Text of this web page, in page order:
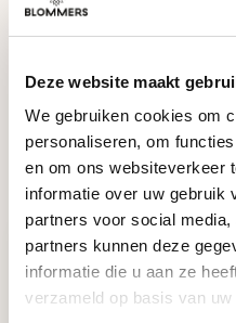
Deze website maakt
We gebruiken cookies om
personaliseren, om
en om ons websiteverkeer
informatie over uw gebruik
partners voor social
partners kunnen deze
informatie die u aan ze
verzameld op basis van
Our coffee expert is happy
Ask your question
RECENTLY VIEWED